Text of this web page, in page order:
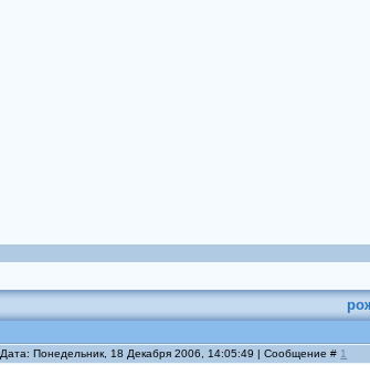
Дата: Понедельник, 18 Декабря 2006, 14:05:49 | Сообщение # 1